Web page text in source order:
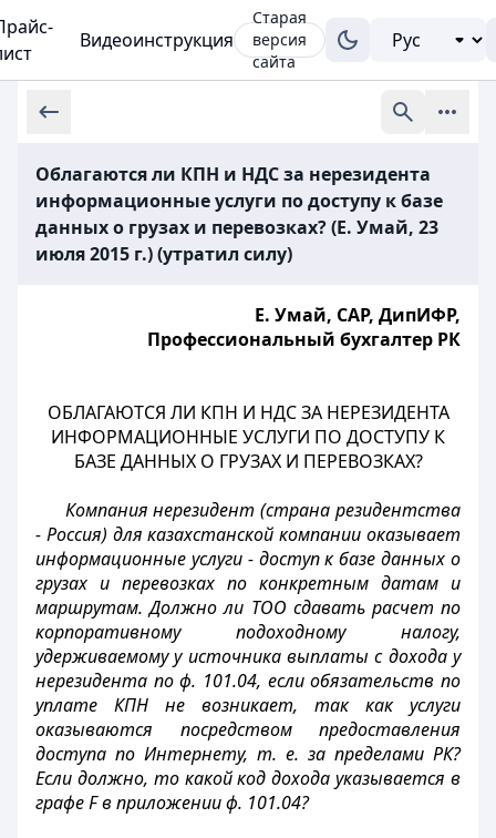
Видеоинструкция
Старая
версия
сайта
Облагаются ли КПН и НДС за нерезидента
информационные услуги по доступу к базе
данных о грузах и перевозках? (Е. Умай, 23
июля 2015 г.) (утратил силу)
Е. Умай, CAP, ДипИФР,
Профессиональный бухгалтер РК
ОБЛАГАЮТСЯ ЛИ КПН И НДС ЗА НЕРЕЗИДЕНТА
ИНФОРМАЦИОННЫЕ УСЛУГИ ПО ДОСТУПУ К
БАЗЕ ДАННЫХ О ГРУЗАХ И ПЕРЕВОЗКАХ?
Компания нерезидент (страна резидентства
- Россия) для казахстанской компании оказывает
информационные услуги - доступ к базе данных о
грузах и перевозках по конкретным датам и
маршрутам. Должно ли ТОО сдавать расчет по
корпоративному подоходному налогу,
удерживаемому у источника выплаты с дохода у
нерезидента по ф. 101.04, если обязательств по
уплате КПН не возникает, так как услуги
оказываются посредством предоставления
доступа по Интернету, т. е. за пределами РК?
Если должно, то какой код дохода указывается в
графе F в приложении ф. 101.04?